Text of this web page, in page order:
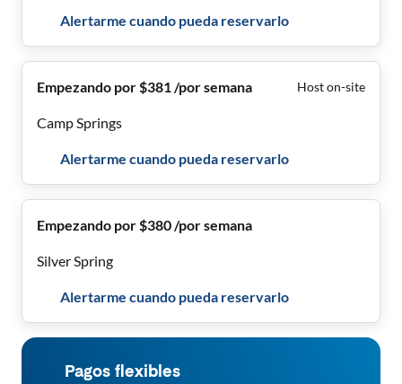
Alertarme cuando pueda reservarlo
Empezando por $381 /por semana Host on-site
Camp Springs
Alertarme cuando pueda reservarlo
Empezando por $380 /por semana
Silver Spring
Alertarme cuando pueda reservarlo
Pagos flexibles